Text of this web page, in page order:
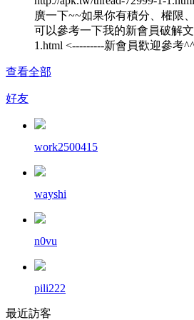
廣一下~~如果你有積分、權限
可以參考一下我的新會員破解文
1.html <---------新會員歡迎參考
查看全部
好友
work2500415
wayshi
n0vu
pili222
最近訪客